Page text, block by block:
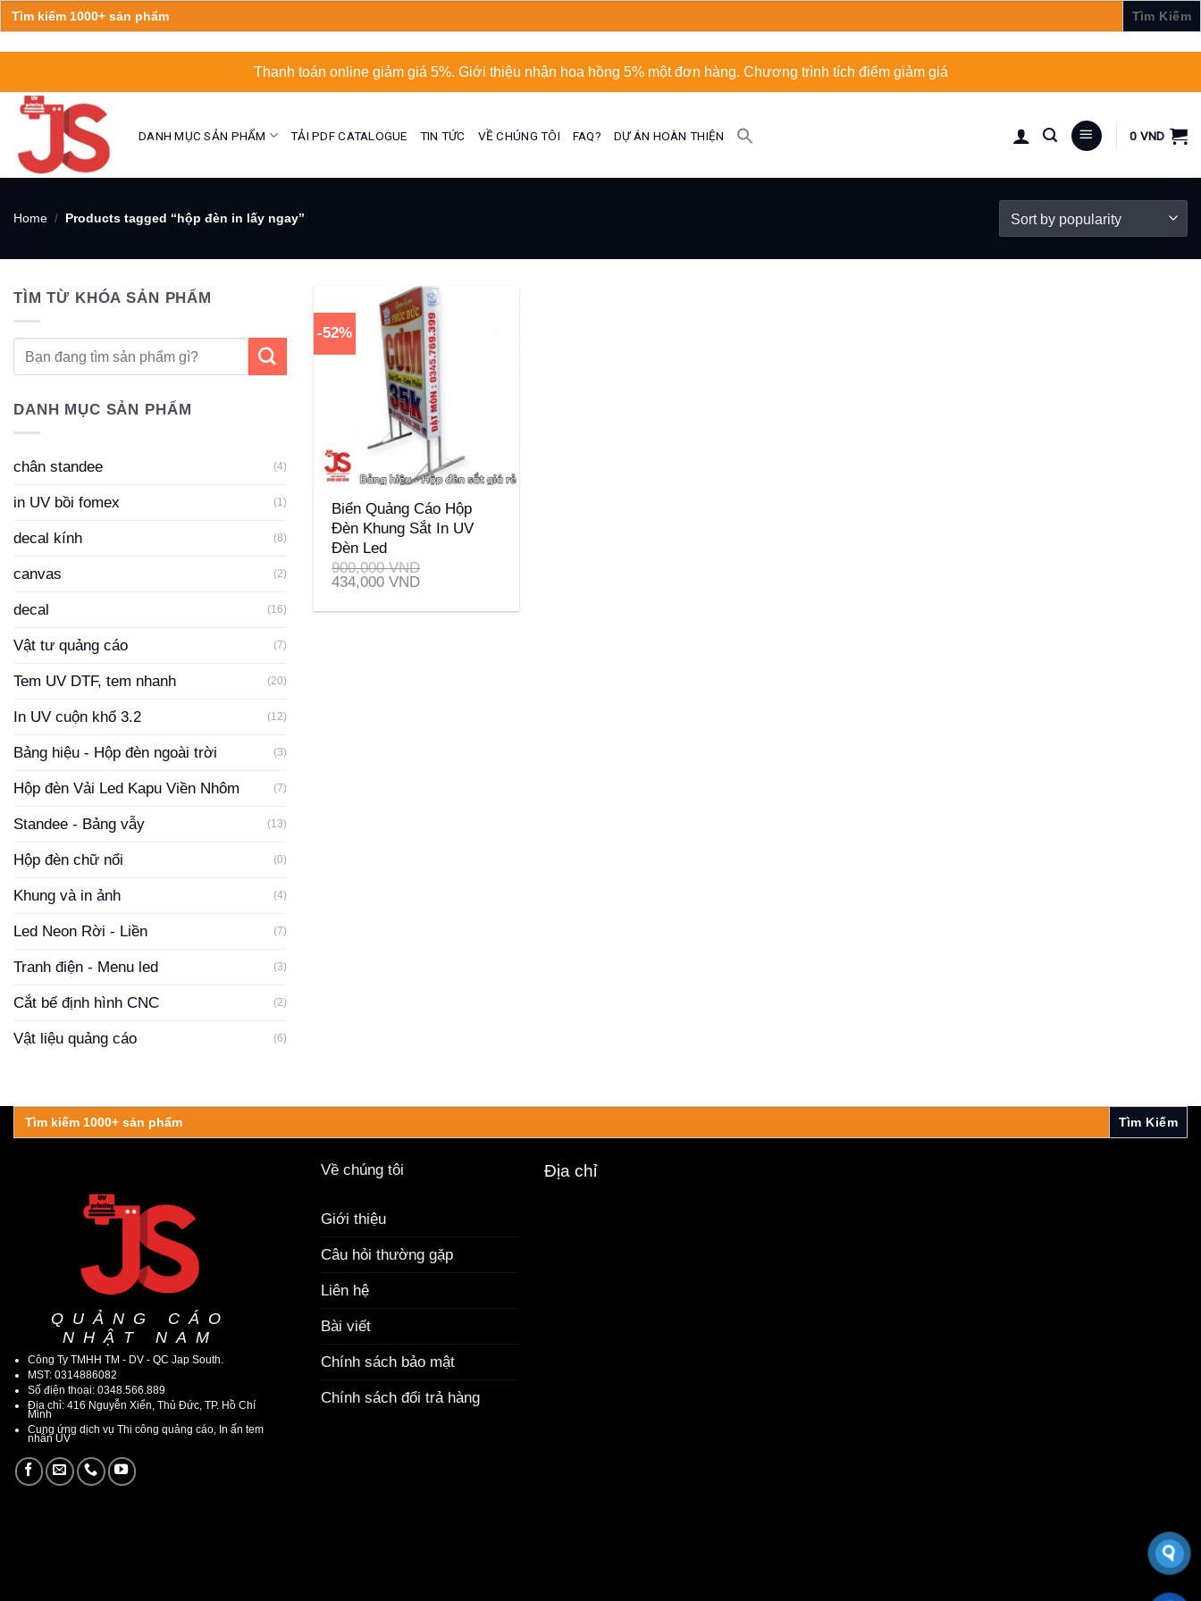
Search
for:
to
content
Thanh toán online giảm giá 5%. Giới thiệu nhận hoa hồng 5% một đơn hàng. Chương trình tích điểm giảm giá
DANH MỤC SẢN PHẨM TẢI PDF CATALOGUE TIN TỨC VỀ CHÚNG TÔI FAQ? DỰ ÁN HOÀN THIỆN 0 VND
Home / Products tagged “hộp đèn in lấy ngay”
TÌM TỪ KHÓA SẢN PHẨM
Search
DANH MỤC SẢN PHẨM
chân standee (4)
in UV bồi fomex (1)
decal kính (8)
canvas (2)
decal (16)
Vật tư quảng cáo (7)
Tem UV DTF, tem nhanh (20)
In UV cuộn khổ 3.2 (12)
Bảng hiệu - Hộp đèn ngoài trời (3)
Hộp đèn Vải Led Kapu Viền Nhôm (7)
Standee - Bảng vẫy (13)
Hộp đèn chữ nổi (0)
Khung và in ảnh (4)
Led Neon Rời - Liền (7)
Tranh điện - Menu led (3)
Cắt bế định hình CNC (2)
Vật liệu quảng cáo (6)
-52%
+
Biển Quảng Cáo Hộp
Đèn Khung Sắt In UV
Đèn Led
900,000VND
434,000VND
Search
for:
QUẢNG CÁO
NHẬT NAM
Công Ty TMHH TM - DV - QC Jap South.
MST: 0314886082
Số điện thoại: 0348.566.889
Địa chỉ: 416 Nguyễn Xiển, Thủ Đức, TP. Hồ Chí
Minh
Cung ứng dịch vụ Thi công quảng cáo, In ấn tem
nhãn UV
Về chúng tôi
Giới thiệu
Câu hỏi thường gặp
Liên hệ
Bài viết
Chính sách bảo mật
Chính sách đổi trả hàng
Địa chỉ